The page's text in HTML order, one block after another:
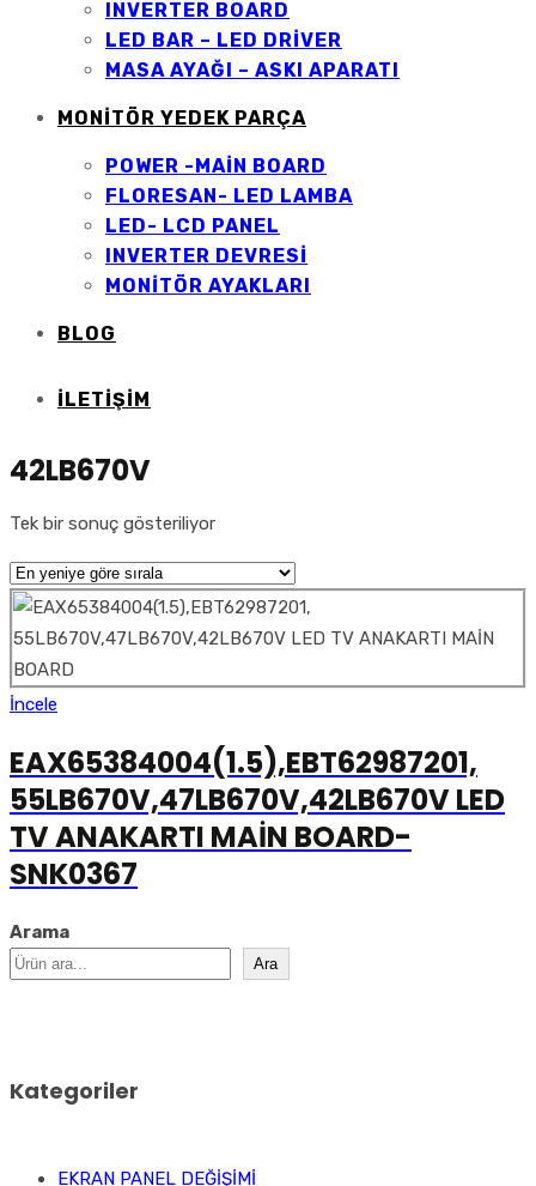
INVERTER BOARD
LED BAR – LED DRİVER
MASA AYAĞI – ASKI APARATI
MONİTÖR YEDEK PARÇA
POWER -MAİN BOARD
FLORESAN- LED LAMBA
LED- LCD PANEL
INVERTER DEVRESİ
MONİTÖR AYAKLARI
BLOG
İLETIŞIM
42LB670V
Tek bir sonuç gösteriliyor
İncele
EAX65384004(1.5),EBT62987201,
55LB670V,47LB670V,42LB670V LED
TV ANAKARTI MAİN BOARD-
SNK0367
Arama
Ara
Kategoriler
EKRAN PANEL DEĞİŞİMİ